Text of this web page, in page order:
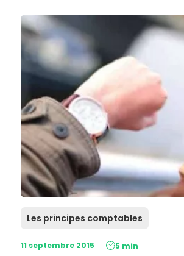
Les principes comptables
11 septembre 2015 5 min